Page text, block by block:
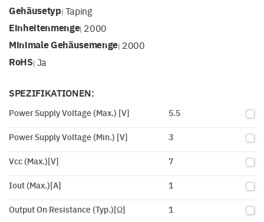
Gehäusetyp| Taping
Einheitenmenge| 2000
Minimale Gehäusemenge| 2000
RoHS| Ja
SPEZIFIKATIONEN:
Power Supply Voltage (Max.) [V] 5.5
Power Supply Voltage (Min.) [V] 3
Vcc (Max.)[V] 7
Iout (Max.)[A] 1
Output On Resistance (Typ.)[Ω] 1